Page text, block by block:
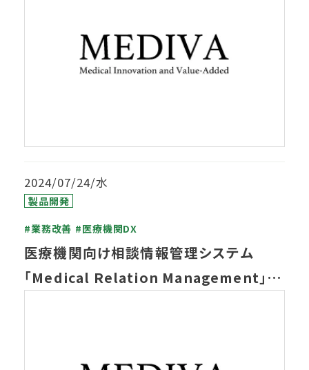
2024/07/24/水
製品開発
#業務改善 #医療機関DX
医療機関向け相談情報管理システム
「Medical Relation Management」に